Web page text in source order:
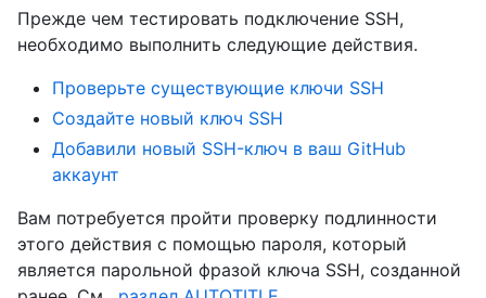
Прежде чем тестировать подключение SSH,
необходимо выполнить следующие действия.
Проверьте существующие ключи SSH
Создайте новый ключ SSH
Добавили новый SSH-ключ в ваш GitHub
аккаунт
Вам потребуется пройти проверку подлинности
этого действия с помощью пароля, который
является парольной фразой ключа SSH, созданной